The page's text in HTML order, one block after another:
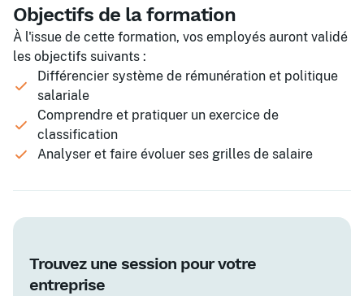
Objectifs de la formation
À l'issue de cette formation, vos employés auront validé
les objectifs suivants :
Différencier système de rémunération et politique
salariale
Comprendre et pratiquer un exercice de
classification
Analyser et faire évoluer ses grilles de salaire
Trouvez une session pour votre
entreprise